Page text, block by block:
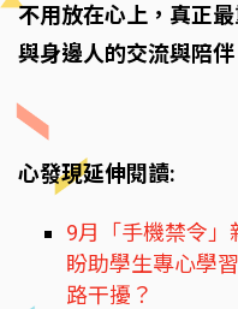
不用放在心上，真正
與身邊人的交流與陪伴
心發現延伸閱讀:
9月「手機禁令」
盼助學生專心學
路干擾？